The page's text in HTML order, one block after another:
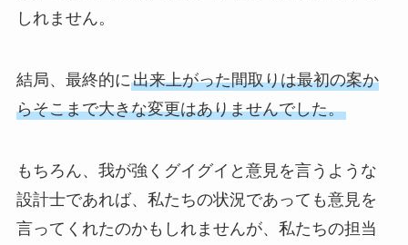
しれません。
結局、最終的に出来上がった間取りは最初の案か
らそこまで大きな変更はありませんでした。
もちろん、我が強くグイグイと意見を言うような
設計士であれば、私たちの状況であっても意見を
言ってくれたのかもしれませんが、私たちの担当